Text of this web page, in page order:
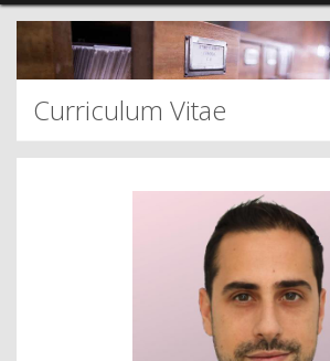
Curriculum Vitae